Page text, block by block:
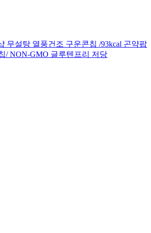
무설탕 열풍건조 구운콘칩 /93kcal 곤약팝
/ NON-GMO 글루텐프리 저당